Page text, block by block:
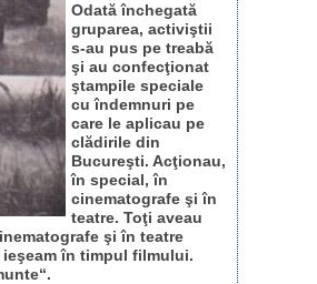
Odată închegată
gruparea, activiştii
s-au pus pe treabă
şi au confecţionat
ştampile speciale
cu îndemnuri pe
care le aplicau pe
clădirile din
Bucureşti. Acţionau,
în special, în
cinematografe şi în
teatre. Toţi aveau
şi în teatre
în timpul filmului.